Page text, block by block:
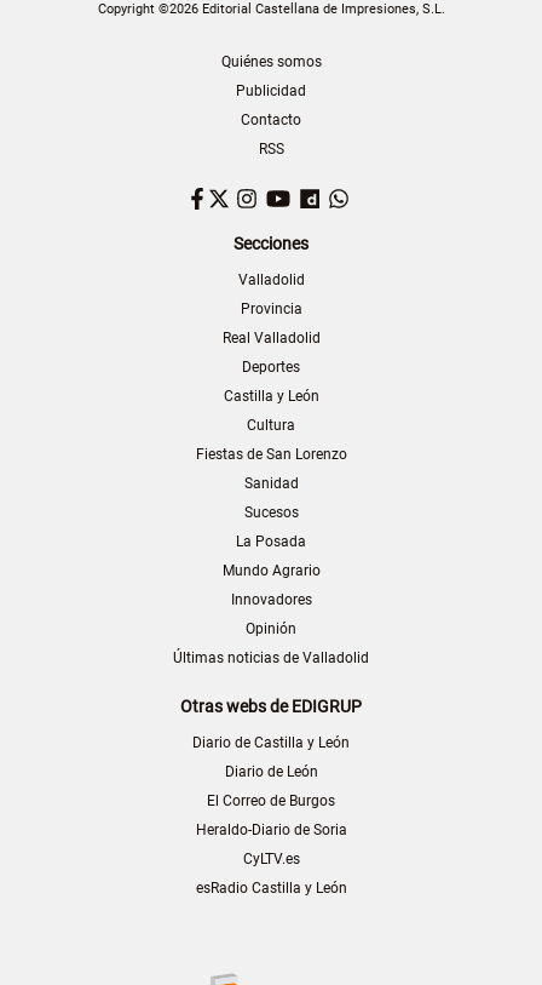
Copyright ©2026 Editorial Castellana de Impresiones, S.L.
Quiénes somos
Publicidad
Contacto
RSS
Facebook
TwitterInstagram
YouTubeDailymotion
Secciones
Valladolid
Provincia
Real Valladolid
Deportes
Castilla y León
Cultura
Fiestas de San Lorenzo
Sanidad
Sucesos
La Posada
Mundo Agrario
Innovadores
Opinión
Últimas noticias de Valladolid
Otras webs de EDIGRUP
Diario de Castilla y León
Diario de León
El Correo de Burgos
Heraldo-Diario de Soria
CyLTV.es
esRadio Castilla y León